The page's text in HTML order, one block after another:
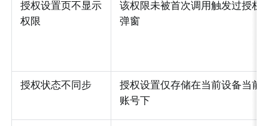
授权设置页不显示
权限
该权限未被首次调用触发过授权
弹窗
授权状态不同步
授权设置仅存储在当前设备当前
账号下